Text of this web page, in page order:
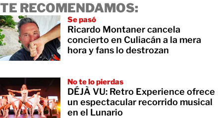
TE RECOMENDAMOS:
Se pasó
Ricardo Montaner cancela
concierto en Culiacán a la mera
hora y fans lo destrozan
No te lo pierdas
DÉJÀ VU: Retro Experience ofrece
un espectacular recorrido musical
en el Lunario